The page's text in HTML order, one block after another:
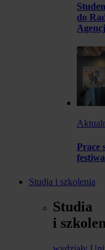
do
Prace
Studia i szkolenia
Studia
i